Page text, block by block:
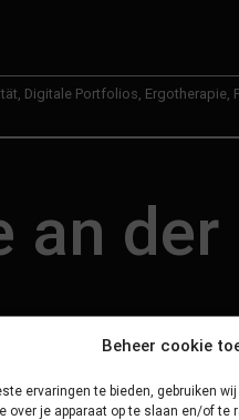
Beheer cookie
ervaringen te bieden, gebruiken
over je apparaat op te slaan en/of te
Digitale Portfolios Ergotherapie
an